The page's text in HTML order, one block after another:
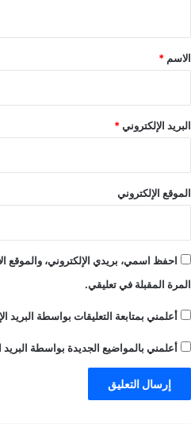
*
الاسم *
البريد الإلكتروني*
الموقع الإلكتروني
احفظ اسمي، بريدي الإلكتروني، والموقع
المرة المقبلة في تعليقي.
أعلمني بمتابعة التعليقات بواسطة البريد
أعلمني بالمواضيع الجديدة بواسطة البريد